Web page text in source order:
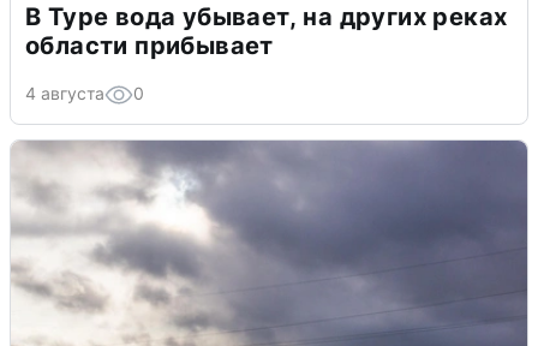
В Туре вода убывает, на других реках
области прибывает
4 августа 0